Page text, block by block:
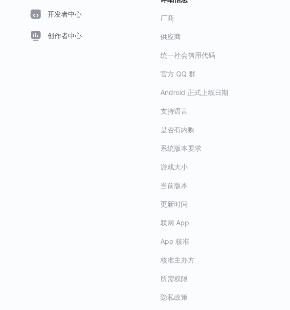
开发者中心
创作者中心
在手机里领略上百位超级英雄的超强实力!
超过150个漫威人物聚集于此——各种类型
随时随地进入漫威世界！
通过CG级别的游戏画面，搭配超华丽动
厂商
供应商
统一社会信用代码
官方 QQ 群
Android 正式上线日期
支持语言
是否有内购
系统版本要求
游戏大小
当前版本
更新时间
联网 App
App 核准
核准主办方
所需权限
隐私政策